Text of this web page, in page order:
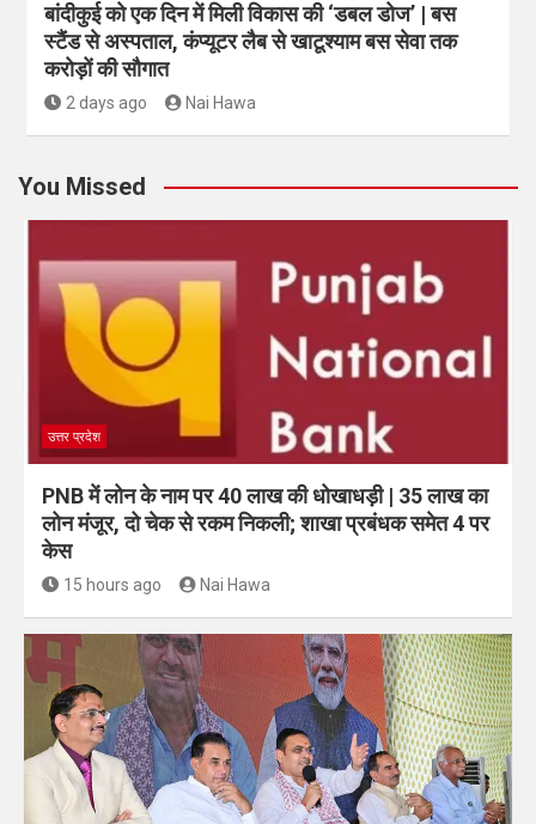
बांदीकुई को एक दिन में मिली विकास की ‘डबल डोज’ | बस
स्टैंड से अस्पताल, कंप्यूटर लैब से खाटूश्याम बस सेवा तक
करोड़ों की सौगात
2 days ago Nai Hawa
You Missed
उत्तर प्रदेश
PNB में लोन के नाम पर 40 लाख की धोखाधड़ी | 35 लाख का
लोन मंजूर, दो चेक से रकम निकली; शाखा प्रबंधक समेत 4 पर
केस
15 hours ago Nai Hawa